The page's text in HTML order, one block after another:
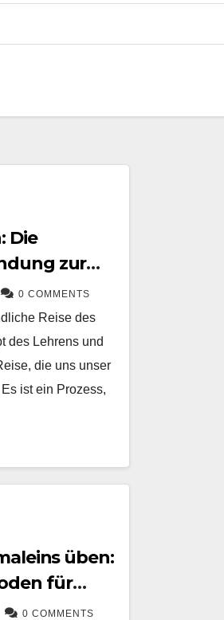
Die
zur
0 COMMENTS
Reise des
des Lehrens und
die uns unser
ist ein Prozess,
üben:
für
0 COMMENTS